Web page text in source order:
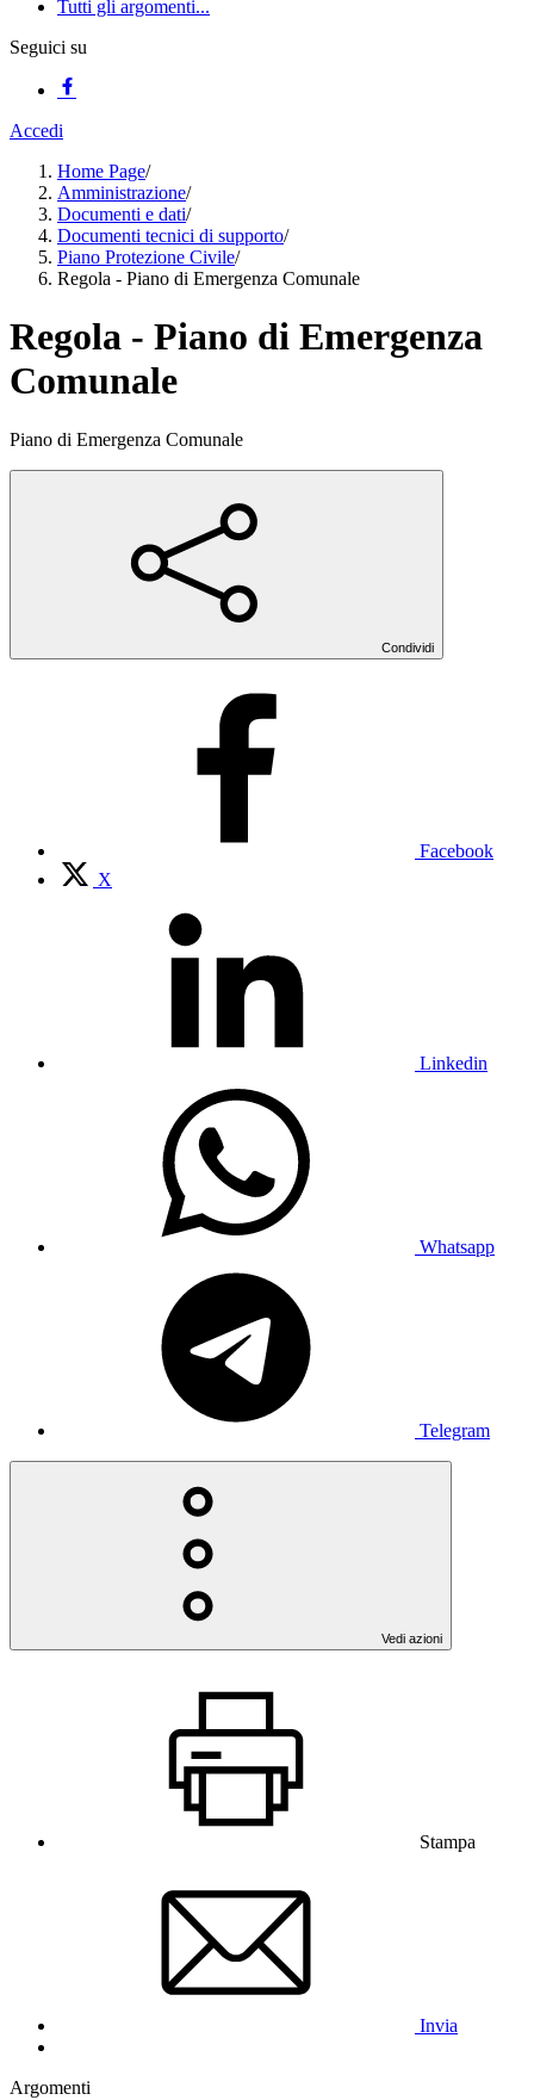
Tutti gli argomenti...
Seguici su
Accedi
Home Page/
Amministrazione/
Documenti e dati/
Documenti tecnici di supporto/
Piano Protezione Civile/
Regola - Piano di Emergenza Comunale
Regola - Piano di Emergenza
Comunale
Piano di Emergenza Comunale
Condividi
Facebook
X
Linkedin
Whatsapp
Telegram
Vedi azioni
Stampa
Invia
Argomenti